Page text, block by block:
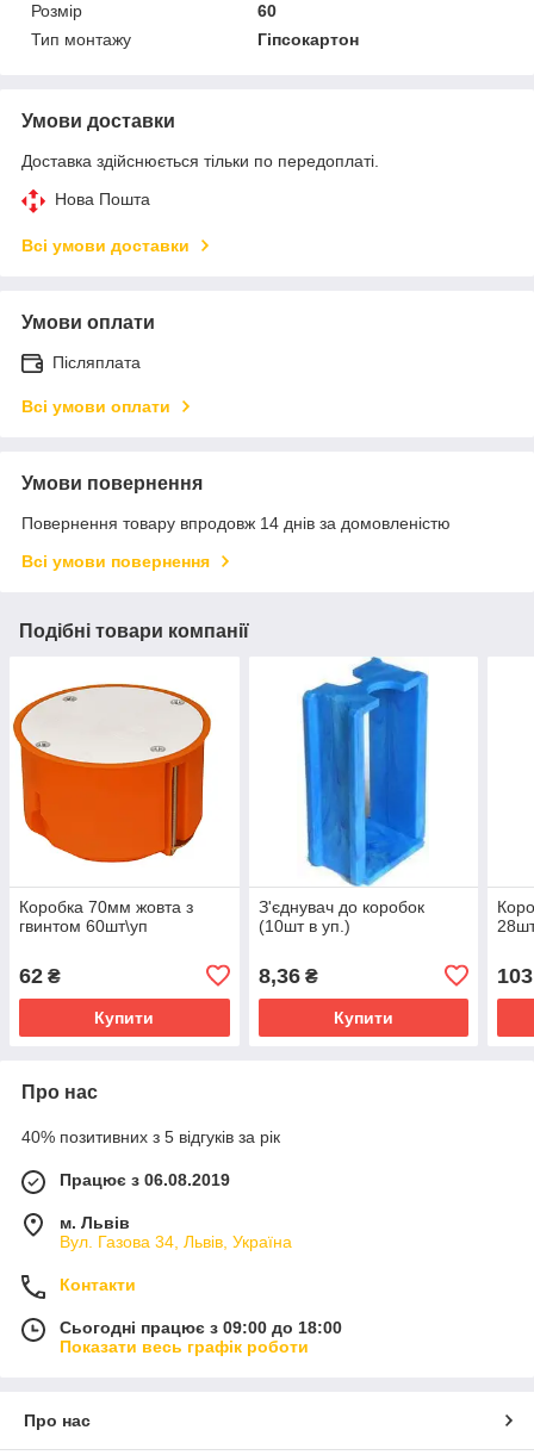
Розмір
60
Тип монтажу
Гіпсокартон
Умови доставки
Доставка здійснюється тільки по передоплаті.
Нова Пошта
Всі умови доставки
Умови оплати
Післяплата
Всі умови оплати
Умови повернення
Повернення товару впродовж 14 днів за домовленістю
Всі умови повернення
Подібні товари компанії
Коробка 70мм жовта з
гвинтом 60шт\уп
62 ₴
Купити
З'єднувач до коробок
(10шт в уп.)
8,36₴
Купити
Про нас
40% позитивних з 5 відгуків за рік
Працює з 06.08.2019
м. Львів
Вул. Газова 34, Львів, Україна
Контакти
Сьогодні працює з 09:00 до 18:00
Показати весь графік роботи
Про нас